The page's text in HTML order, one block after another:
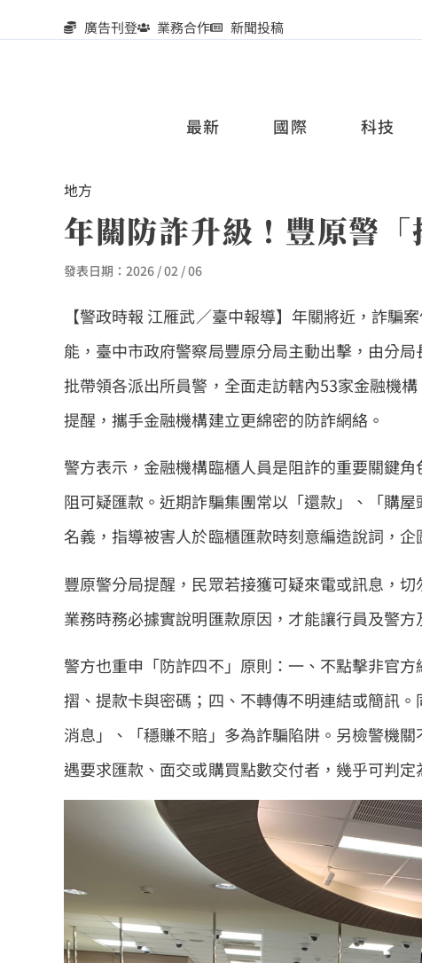
廣告刊登 業務合作 新聞投稿
最新 國際 科技
地方
年關防詐升級！豐原警
發表日期： 2026 / 02 / 06
【警政時報 江雁武／臺中報導】年關將近，詐騙
能，臺中市政府警察局豐原分局主動出擊，由分
批帶領各派出所員警，全面走訪轄內53家金融機
提醒，攜手金融機構建立更綿密的防詐網絡。
警方表示，金融機構臨櫃人員是阻詐的重要關鍵
阻可疑匯款。近期詐騙集團常以「還款」、「購
名義，指導被害人於臨櫃匯款時刻意編造說詞，
豐原警分局提醒，民眾若接獲可疑來電或訊息，
業務時務必據實說明匯款原因，才能讓行員及警
警方也重申「防詐四不」原則：一、不點擊非官
摺、提款卡與密碼；四、不轉傳不明連結或簡訊
消息」、「穩賺不賠」多為詐騙陷阱。另檢警機
遇要求匯款、面交或購買點數交付者，幾乎可判定